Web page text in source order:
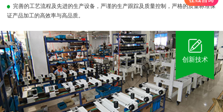
完善的工艺流程及先进的生产设备，严谨的生产跟踪及质量控制，严格的质量标准保
证产品加工的高效率与高品质。
创新技术